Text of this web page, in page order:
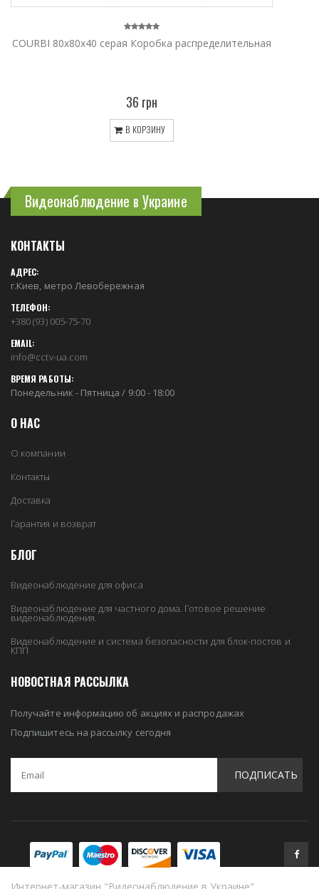
COURBI 80x80x40 серая Коробка распределительная
36 грн
В КОРЗИНУ
Видеонаблюдение в Украине
КОНТАКТЫ
АДРЕС:
г.Киев, метро Левобережная
ТЕЛЕФОН:
+380 (93) 005-75-70
EMAIL:
info@cctv-ua.com
ВРЕМЯ РАБОТЫ:
Понедельник - Пятница / 9:00 - 18:00
О НАС
О компании
Контакты
Доставка
Гарантия и возврат
БЛОГ
Видеонаблюдение для офиса
Видеонаблюдение для частного дома. Готовое решение
видеонаблюдения.
Видеонаблюдение и система безопасности для блок-постов и
КПП
НОВОСТНАЯ РАССЫЛКА
Получайте информацию об акциях и распродажах
Подпишитесь на рассылку сегодня
ПОДПИСАТЬ